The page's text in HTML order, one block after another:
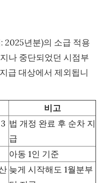
2025년분)의 소급 적용
나 중단되었던 시점부
급 대상에서 제외됩니
비고
법 개정 완료 후 순차 지
급
아동 1인 기준
늦게 시작해도 1월분부